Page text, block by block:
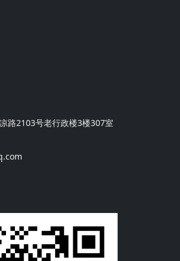
路2103号老行政楼3楼307室